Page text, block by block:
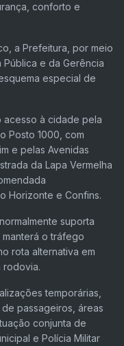
conforto e
a Prefeitura, por meio
e da Gerência
especial de
acesso à cidade pela
Posto 1000, com
e pelas Avenidas
da Lapa Vermelha
Horizonte e Confins.
suporta
o tráfego
rota alternativa em
rodovia.
temporárias,
passageiros, áreas
conjunta de
e Polícia Militar